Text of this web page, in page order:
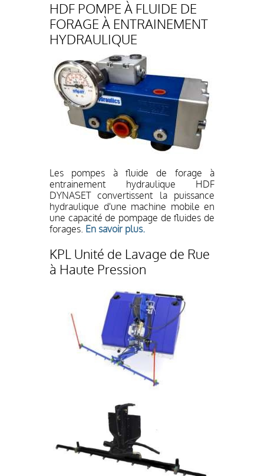
HDF POMPE À FLUIDE DE
FORAGE À ENTRAINEMENT
HYDRAULIQUE
Les pompes à fluide de forage à
entrainement hydraulique HDF
DYNASET convertissent la puissance
hydraulique d'une machine mobile en
une capacité de pompage de fluides de
forages. En savoir plus.
KPL Unité de Lavage de Rue
à Haute Pression